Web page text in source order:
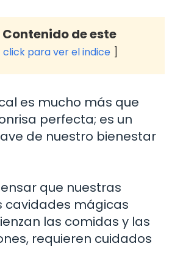
de este
click para ver el indice
es mucho más que
perfecta; es un
de nuestro bienestar
que nuestras
cavidades mágicas
las comidas y las
requieren cuidados